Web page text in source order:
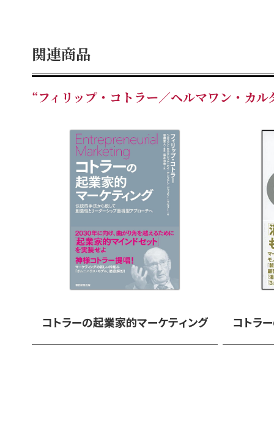
関連商品
“フィリップ・コトラー／ヘルマワン・カ
コトラーの起業家的マーケティング コトラ